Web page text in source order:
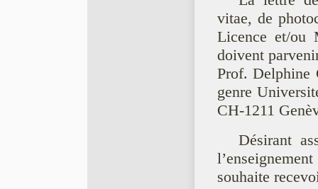
vitae, de
Licence et/ou
doivent
Prof. Delphine
genre
CH-1211
Désirant
souhaite